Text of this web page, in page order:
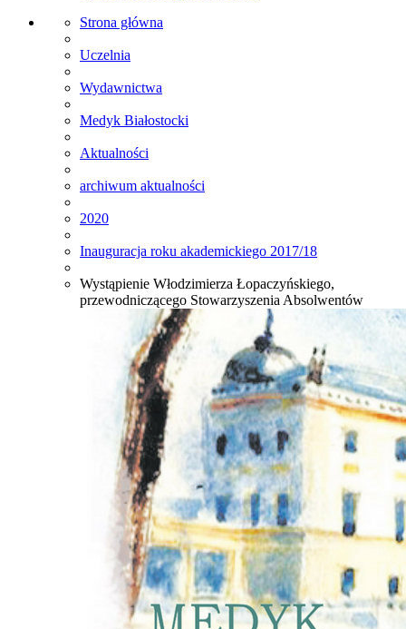
Strona główna
Uczelnia
Wydawnictwa
Medyk Białostocki
Aktualności
archiwum aktualności
2020
Inauguracja roku akademickiego 2017/18
Wystąpienie Włodzimierza Łopaczyńskiego,
przewodniczącego Stowarzyszenia Absolwentów